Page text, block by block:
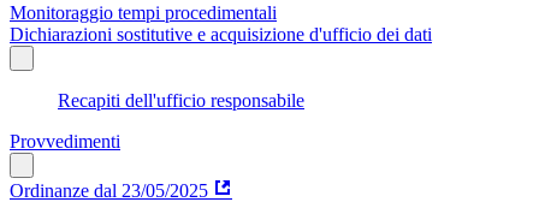
Monitoraggio tempi procedimentali
Dichiarazioni sostitutive e acquisizione d'ufficio dei dati
Recapiti dell'ufficio responsabile
Provvedimenti
Ordinanze dal 23/05/2025